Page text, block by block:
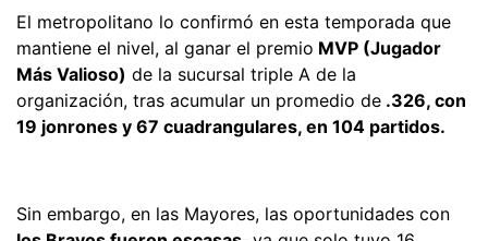
El metropolitano lo confirmó en esta temporada que
mantiene el nivel, al ganar el premio MVP (Jugador
Más Valioso) de la sucursal triple A de la
organización, tras acumular un promedio de .326, con
19 jonrones y 67 cuadrangulares, en 104 partidos.
Sin embargo, en las Mayores, las oportunidades con